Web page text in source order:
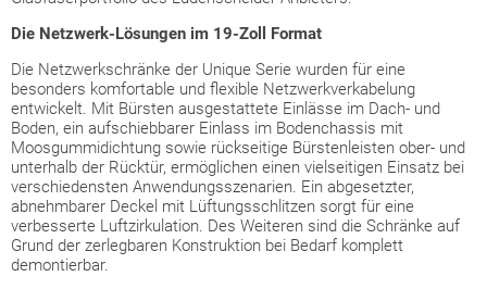
Die Netzwerk-Lösungen im 19-Zoll Format
Die Netzwerkschränke der Unique Serie wurden für eine
besonders komfortable und flexible Netzwerkverkabelung
entwickelt. Mit Bürsten ausgestattete Einlässe im Dach- und
Boden, ein aufschiebbarer Einlass im Bodenchassis mit
Moosgummidichtung sowie rückseitige Bürstenleisten ober- und
unterhalb der Rücktür, ermöglichen einen vielseitigen Einsatz bei
verschiedensten Anwendungsszenarien. Ein abgesetzter,
abnehmbarer Deckel mit Lüftungsschlitzen sorgt für eine
verbesserte Luftzirkulation. Des Weiteren sind die Schränke auf
Grund der zerlegbaren Konstruktion bei Bedarf komplett
demontierbar.